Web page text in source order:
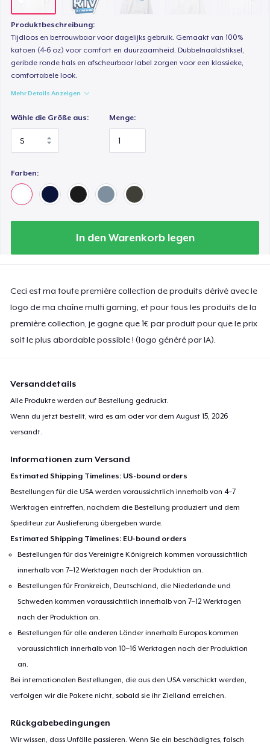
Produktbeschreibung:
Tijdloos en betrouwbaar voor dagelijks gebruik. Gemaakt van 100%
katoen (4-6 oz) voor comfort en duurzaamheid. Dubbelnaaldstiksel,
geribde ronde hals en afscheurbaar label zorgen voor een klassieke,
comfortabele look.
Mehr Details Anzeigen
Wähle die Größe aus: Menge:
Farben:
In den Warenkorb legen
Ceci est ma toute première collection de produits dérivé avec le
logo de ma chaîne multi gaming, et pour tous les produits de la
première collection, je gagne que 1€ par produit pour que le prix
soit le plus abordable possible ! (logo généré par IA).
Versanddetails
Alle Produkte werden auf Bestellung gedruckt.
Wenn du jetzt bestellt, wird es am oder vor demAugust 15, 2026
versandt.
Informationen zum Versand
Estimated Shipping Timelines: US-bound orders
Bestellungen für die USA werden voraussichtlich innerhalb von 4–7
Werktagen eintreffen, nachdem die Bestellung produziert und dem
Spediteur zur Auslieferung übergeben wurde.
Estimated Shipping Timelines: EU-bound orders
Bestellungen für das Vereinigte Königreich kommen voraussichtlich
innerhalb von 7–12 Werktagen nach der Produktion an.
Bestellungen für Frankreich, Deutschland, die Niederlande und
Schweden kommen voraussichtlich innerhalb von 7–12 Werktagen
nach der Produktion an.
Bestellungen für alle anderen Länder innerhalb Europas kommen
voraussichtlich innerhalb von 10–16 Werktagen nach der Produktion
an.
Bei internationalen Bestellungen, die aus den USA verschickt werden,
verfolgen wir die Pakete nicht, sobald sie ihr Zielland erreichen.
Rückgabebedingungen
Wir wissen, dass Unfälle passieren. Wenn Sie ein beschädigtes, falsch
17,90 $
Classic Long Sleeve Tee
22,57 $
18,74 $